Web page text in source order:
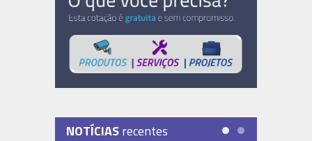
NOTÍCIASrecentes